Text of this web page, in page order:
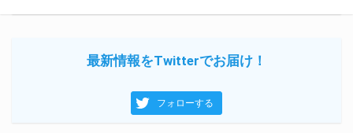
最新情報をTwitterでお届け！
フォローする